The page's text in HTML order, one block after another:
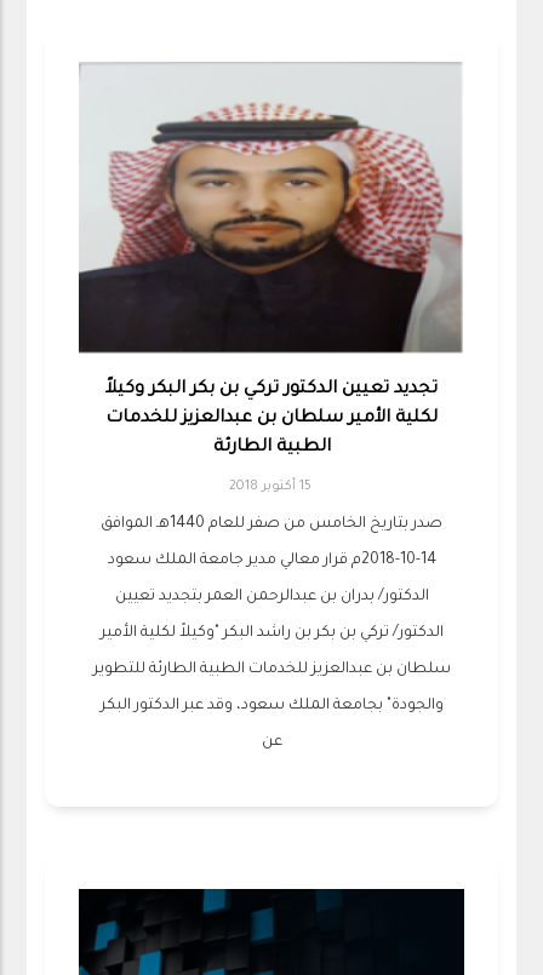
تجديد تعيين الدكتور تركي بن بكر البكر وكيلاً
لكلية الأمير سلطان بن عبدالعزيز للخدمات
الطبية الطارئة
15 أكتوبر 2018
صدر بتاريخ الخامس من صفر للعام 1440هـ الموافق
14-10-2018م قرار معالي مدير جامعة الملك سعود
الدكتور/ بدران بن عبدالرحمن العمر بتجديد تعيين
الدكتور/ تركي بن بكر بن راشد البكر "وكيلاً لكلية الأمير
سلطان بن عبدالعزيز للخدمات الطبية الطارئة للتطوير
والجودة" بجامعة الملك سعود، وقد عبر الدكتور البكر
عن